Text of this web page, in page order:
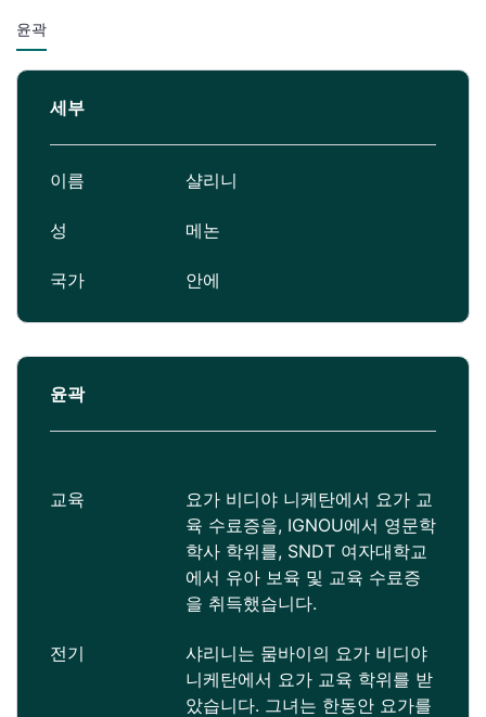
윤곽
세부
이름 샬리니
성 메논
국가 안에
윤곽
교육
요가 비디야 니케탄에서 요가 교
육 수료증을, IGNOU에서 영문학
학사 학위를, SNDT 여자대학교
에서 유아 보육 및 교육 수료증
을 취득했습니다.
전기
샤리니는 뭄바이의 요가 비디야
니케탄에서 요가 교육 학위를 받
았습니다. 그녀는 한동안 요가를